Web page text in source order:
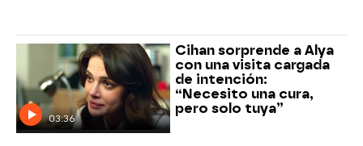
03:36
Cihan sorprende a Alya
con una visita cargada
de intención:
“Necesito una cura,
pero solo tuya”